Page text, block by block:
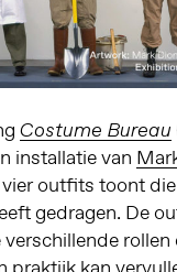
Costume Bureau
installatie van
outfits toont
gedragen. De
rollen